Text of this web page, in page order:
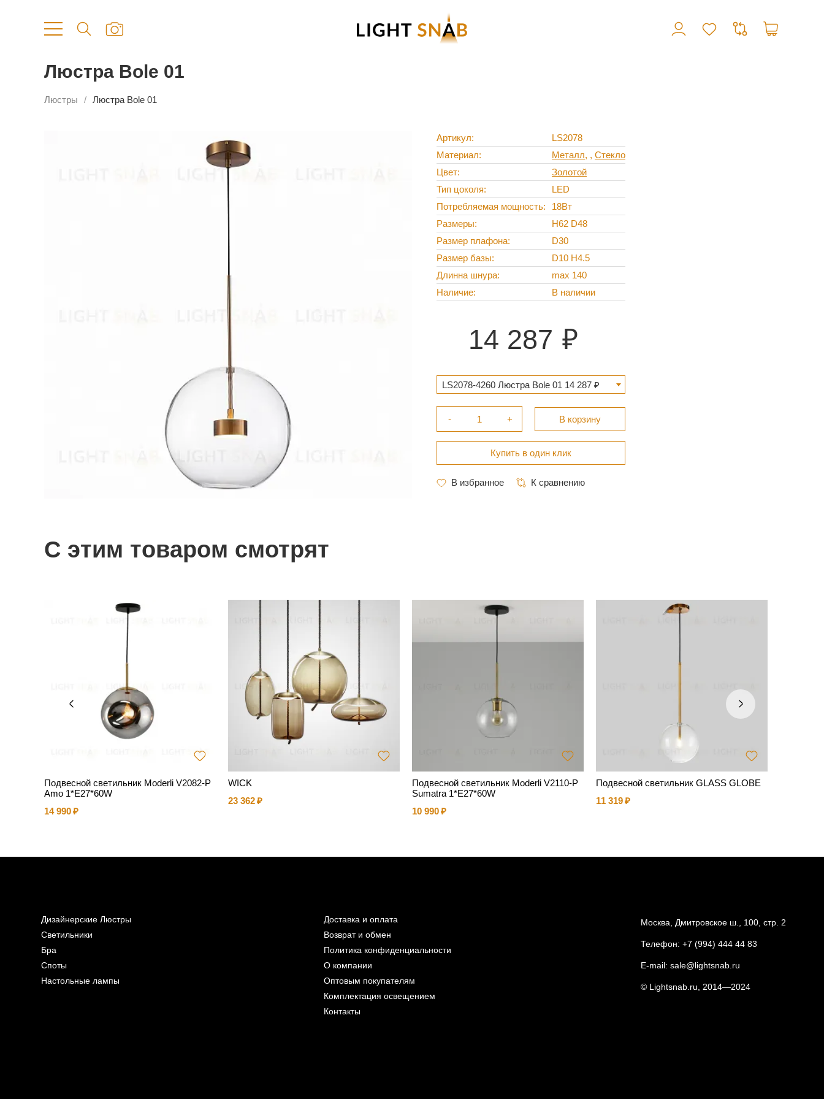
Люстра Bole 01
Люстры Люстра Bole 01
Артикул
LS2078
Материал
Металл , Стекло
Цвет
Золотой
Тип цоколя
LED
Потребляемая мощность
18Вт
Размеры
H62 D48
Размер плафона
D30
Размер базы
D10 H4.5
Длинна шнура
max 140
Наличие
В наличии
14 287
LS2078-4260 Люстра Bole 01 14 287 ₽
С этим товаром смотрят
Подвесной светильник Moderli V2082-P
Amo 1*E27*60W
14 990
WICK
23 362
Подвесной светильник Moderli V2110-P
Sumatra 1*E27*60W
10 990
Подвесной светильник GLASS GLOBE
11 319
Дизайнерские Люстры
Светильники
Бра
Споты
Настольные лампы
Доставка и оплата
Возврат и обмен
Политика конфиденциальности
О компании
Оптовым покупателям
Комплектация освещением
Контакты
Москва, Дмитровское ш., 100, стр. 2
Телефон: +7 (994) 444 44 83
E-mail: sale@lightsnab.ru
© Lightsnab.ru, 2014—2024